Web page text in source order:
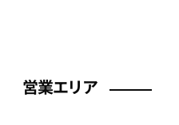
営業エリア